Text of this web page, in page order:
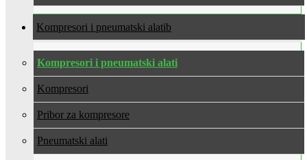
Kompresori i pneumatski alati
Kompresori i pneumatski alati
Kompresori
Pribor za kompresore
Pneumatski alati